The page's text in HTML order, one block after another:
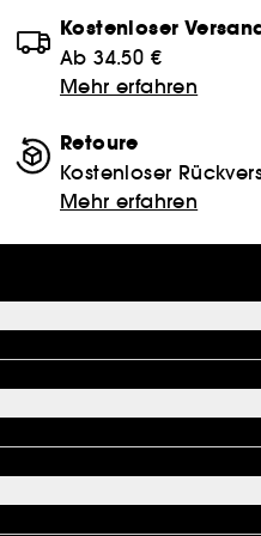
Kostenloser
Ab 34.50 €
Mehr erfahren
Retoure
Kostenloser
Mehr erfahren